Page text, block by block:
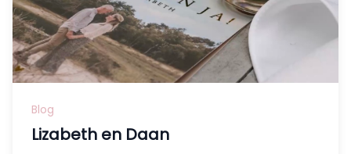
Blog
Lizabeth en Daan